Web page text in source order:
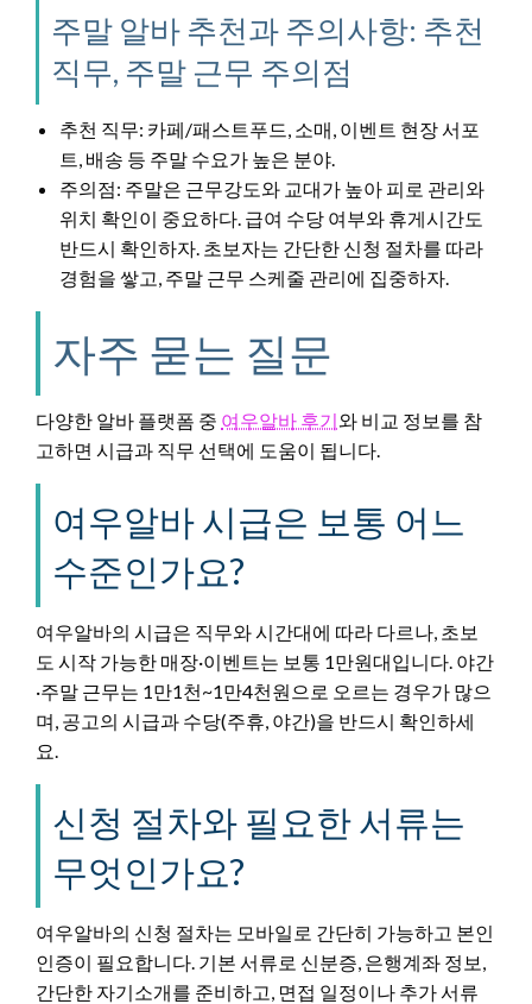
주말 알바 추천과 주의사항: 추천
직무, 주말 근무 주의점
추천 직무: 카페/패스트푸드, 소매, 이벤트 현장 서포
트, 배송 등 주말 수요가 높은 분야.
주의점: 주말은 근무강도와 교대가 높아 피로 관리와
위치 확인이 중요하다. 급여 수당 여부와 휴게시간도
반드시 확인하자. 초보자는 간단한 신청 절차를 따라
경험을 쌓고, 주말 근무 스케줄 관리에 집중하자.
자주 묻는 질문
다양한 알바 플랫폼 중 여우알바 후기 와 비교 정보를 참
고하면 시급과 직무 선택에 도움이 됩니다.
여우알바 시급은 보통 어느
수준인가요?
여우알바의 시급은 직무와 시간대에 따라 다르나, 초보
도 시작 가능한 매장·이벤트는 보통 1만원대입니다. 야간
·주말 근무는 1만1천~1만4천원으로 오르는 경우가 많으
며, 공고의 시급과 수당(주휴, 야간)을 반드시 확인하세
요.
신청 절차와 필요한 서류는
무엇인가요?
여우알바의 신청 절차는 모바일로 간단히 가능하고 본인
인증이 필요합니다. 기본 서류로 신분증, 은행계좌 정보,
간단한 자기소개를 준비하고, 면접 일정이나 추가 서류